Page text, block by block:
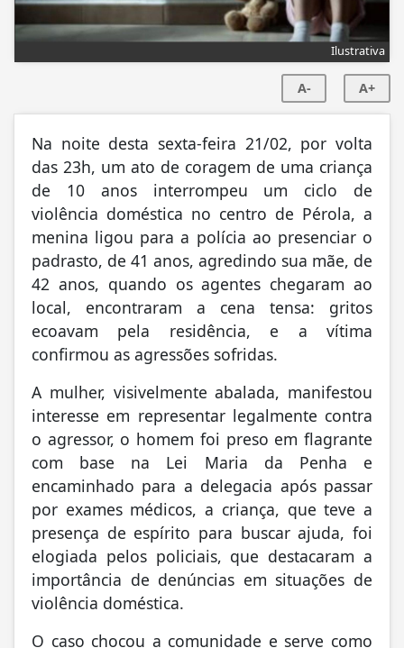
Ilustrativa
A- A+
Na noite desta sexta-feira 21/02, por volta
das 23h, um ato de coragem de uma criança
de 10 anos interrompeu um ciclo de
violência doméstica no centro de Pérola, a
menina ligou para a polícia ao presenciar o
padrasto, de 41 anos, agredindo sua mãe, de
42 anos, quando os agentes chegaram ao
local, encontraram a cena tensa: gritos
ecoavam pela residência, e a vítima
confirmou as agressões sofridas.
A mulher, visivelmente abalada, manifestou
interesse em representar legalmente contra
o agressor, o homem foi preso em flagrante
com base na Lei Maria da Penha e
encaminhado para a delegacia após passar
por exames médicos, a criança, que teve a
presença de espírito para buscar ajuda, foi
elogiada pelos policiais, que destacaram a
importância de denúncias em situações de
violência doméstica.
O caso chocou a comunidade e serve como